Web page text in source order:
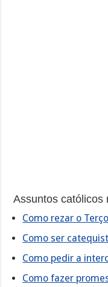
Assuntos católicos
Como rezar o
Como ser
Como pedir a
Como fazer